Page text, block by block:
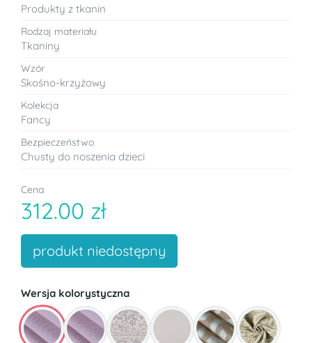
Produkty z tkanin
Rodzaj materiału
Tkaniny
Wzór
Skośno-krzyżowy
Kolekcja
Fancy
Bezpieczeństwo
Chusty do noszenia dzieci
Cena
312.00 zł
produkt niedostępny
Wersja kolorystyczna